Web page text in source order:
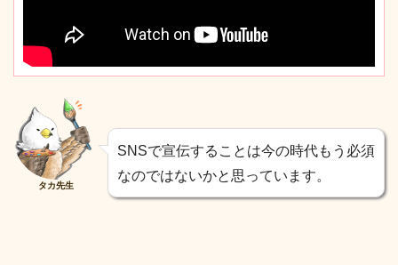
タカ先生
SNSで宣伝することは今の時代もう必須
なのではないかと思っています。